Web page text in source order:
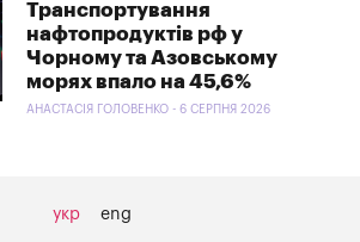
Транспортування
нафтопродуктів рф у
Чорному та Азовському
морях впало на 45,6%
АНАСТАСІЯ ГОЛОВЕНКО - 6 СЕРПНЯ 2026
укр eng